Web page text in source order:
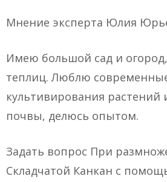
Мнение эксперта Юлия
Имею большой сад и
теплиц. Люблю
культивирования растений
почвы, делюсь опытом.
Задать вопрос При
Складчатой Канкан с